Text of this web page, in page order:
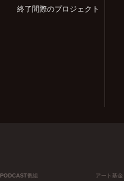
終了間際のプロジェクト
PODCAST番組 アート基金